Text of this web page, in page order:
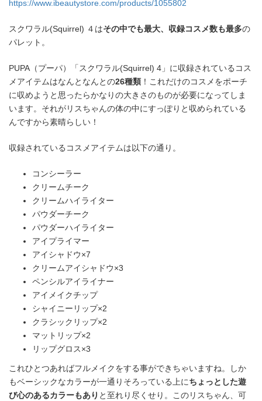
https://www.ibeautystore.com/products/1055802
スクワラル(Squirrel) ４はその中でも最大、収録コスメ数も最多の
パレット。
PUPA（プーパ）「スクワラル(Squirrel) 4」に収録されているコス
メアイテムはなんとなんとの26種類 ！これだけのコスメをポーチ
に収めようと思ったらかなりの大きさのものが必要になってしま
います。それがリスちゃんの体の中にすっぽりと収められている
んですから素晴らしい！
収録されているコスメアイテムは以下の通り。
コンシーラー
クリームチーク
クリームハイライター
パウダーチーク
パウダーハイライター
アイプライマー
アイシャドウ×7
クリームアイシャドウ×3
ペンシルアイライナー
アイメイクチップ
シャイニーリップ×2
クラシックリップ×2
マットリップ×2
リップグロス×3
これひとつあればフルメイクをする事ができちゃいますね。しか
もベーシックなカラーが一通りそろっている上にちょっとした遊
び心のあるカラーもあり と至れり尽くせり。このリスちゃん、可